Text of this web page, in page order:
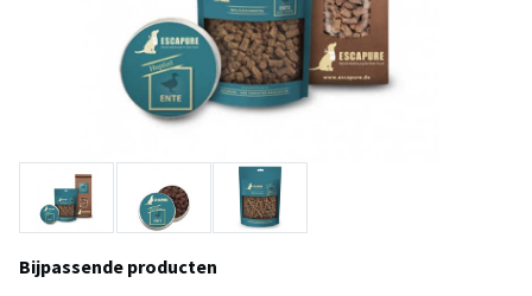
Bijpassende producten